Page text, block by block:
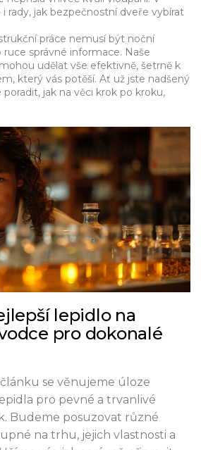
rady, jak bezpečnostní dveře vybírat
práce nemusí být noční
správné informace. Naše
udělat vše efektivně, šetrně k
který vás potěší. Ať už jste nadšený
jak na věci krok po kroku,
lepidlo na
pro dokonalé
se věnujeme úloze
pro pevné a trvanlivé
Budeme posuzovat různé
na trhu, jejich vlastnosti a